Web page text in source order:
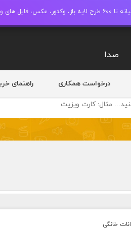
وصدا دانلود کنید.
صدا
درخواست همکاری راهنمای